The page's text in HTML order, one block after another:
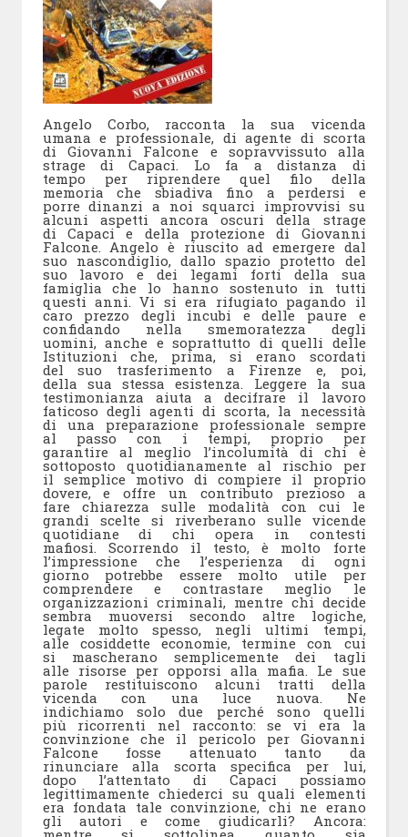
Angelo Corbo, racconta la sua vicenda
umana e professionale, di agente di scorta
di Giovanni Falcone e sopravvissuto alla
strage di Capaci. Lo fa a distanza di
tempo per riprendere quel filo della
memoria che sbiadiva fino a perdersi e
porre dinanzi a noi squarci improvvisi su
alcuni aspetti ancora oscuri della strage
di Capaci e della protezione di Giovanni
Falcone. Angelo è riuscito ad emergere dal
suo nascondiglio, dallo spazio protetto del
suo lavoro e dei legami forti della sua
famiglia che lo hanno sostenuto in tutti
questi anni. Vi si era rifugiato pagando il
caro prezzo degli incubi e delle paure e
confidando nella smemoratezza degli
uomini, anche e soprattutto di quelli delle
Istituzioni che, prima, si erano scordati
del suo trasferimento a Firenze e, poi,
della sua stessa esistenza. Leggere la sua
testimonianza aiuta a decifrare il lavoro
faticoso degli agenti di scorta, la necessità
di una preparazione professionale sempre
al passo con i tempi, proprio per
garantire al meglio l’incolumità di chi è
sottoposto quotidianamente al rischio per
il semplice motivo di compiere il proprio
dovere, e offre un contributo prezioso a
fare chiarezza sulle modalità con cui le
grandi scelte si riverberano sulle vicende
quotidiane di chi opera in contesti
mafiosi. Scorrendo il testo, è molto forte
l’impressione che l’esperienza di ogni
giorno potrebbe essere molto utile per
comprendere e contrastare meglio le
organizzazioni criminali, mentre chi decide
sembra muoversi secondo altre logiche,
legate molto spesso, negli ultimi tempi,
alle cosiddette economie, termine con cui
si mascherano semplicemente dei tagli
alle risorse per opporsi alla mafia. Le sue
parole restituiscono alcuni tratti della
vicenda con una luce nuova. Ne
indichiamo solo due perché sono quelli
più ricorrenti nel racconto: se vi era la
convinzione che il pericolo per Giovanni
Falcone fosse attenuato tanto da
rinunciare alla scorta specifica per lui,
dopo l’attentato di Capaci possiamo
legittimamente chiederci su quali elementi
era fondata tale convinzione, chi ne erano
gli autori e come giudicarli? Ancora: